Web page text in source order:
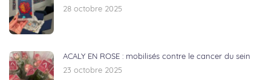
28 octobre 2025
ACALY EN ROSE : mobilisés contre le cancer du sein
23 octobre 2025